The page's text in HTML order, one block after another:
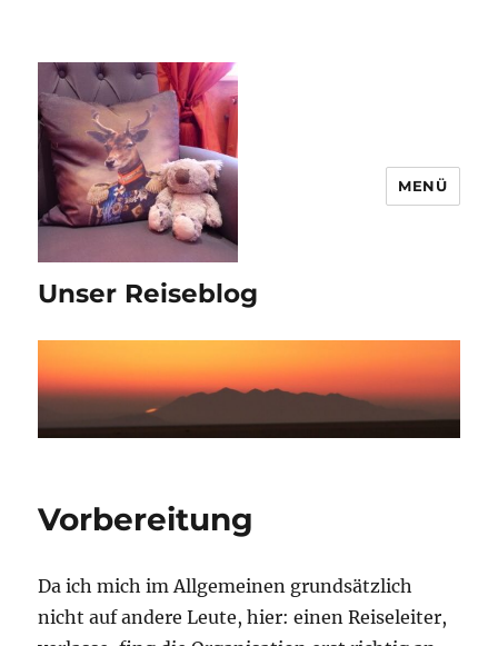
Unser Reiseblog
MENÜ
Vorbereitung
Da ich mich im Allgemeinen grundsätzlich
nicht auf andere Leute, hier: einen Reiseleiter,